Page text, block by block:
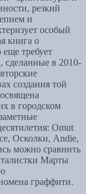
резкий
и
особый
книга о
еще требует
сделанные в 2010-
создания той
в городском
Omut
Осколки, Andie,
можно сравнить
Марты
граффити.